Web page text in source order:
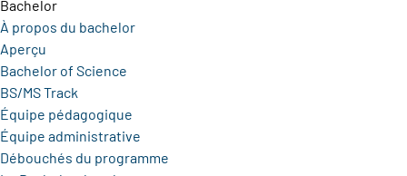
Bachelor
À propos du bachelor
Aperçu
Bachelor of Science
BS/MS Track
Équipe pédagogique
Équipe administrative
Débouchés du programme